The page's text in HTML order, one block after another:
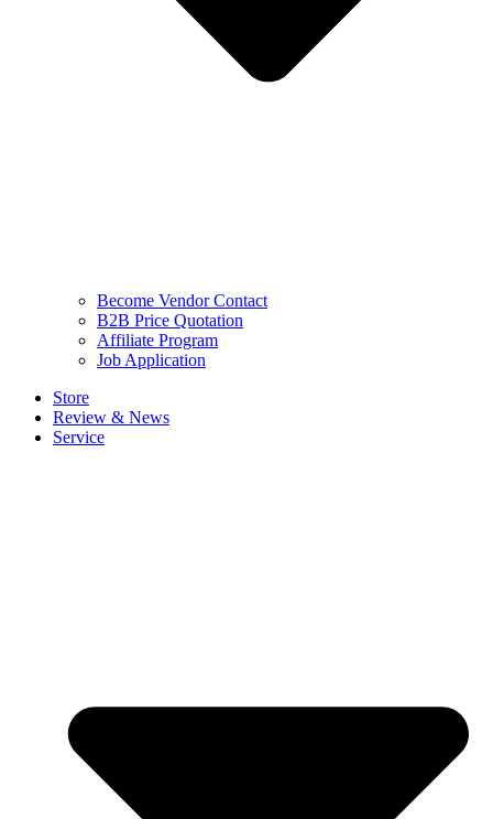
Become Vendor Contact
B2B Price Quotation
Affiliate Program
Job Application
Store
Review & News
Service